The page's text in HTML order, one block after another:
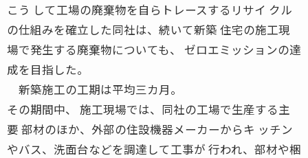
こう して工場の廃棄物を自らトレースするリサイ クル
の仕組みを確立した同社は、続いて新築 住宅の施工現
場で発生する廃棄物についても、 ゼロエミッションの達
成を目指した。
新築施工の工期は平均三カ月。
その期間中、 施工現場では、同社の工場で生産する主
要 部材のほか、外部の住設機器メーカーからキ ッチン
やバス、洗面台などを調達して工事が 行われ、部材や梱